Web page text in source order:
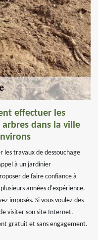
effectuer les
arbres dans la ville
les travaux de dessouchage
à un jardinier
de faire confiance à
années d'expérience.
imposés. Si vous voulez des
visiter son site Internet.
gratuit et sans engagement.